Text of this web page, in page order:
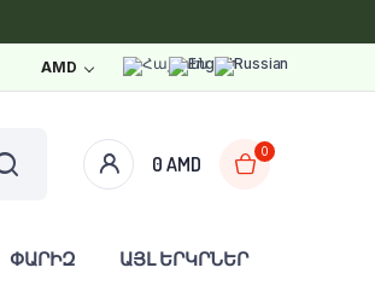
AMD
0 AMD
0
ՓԱՐԻԶ ԱՅԼ ԵՐԿՐՆԵՐ